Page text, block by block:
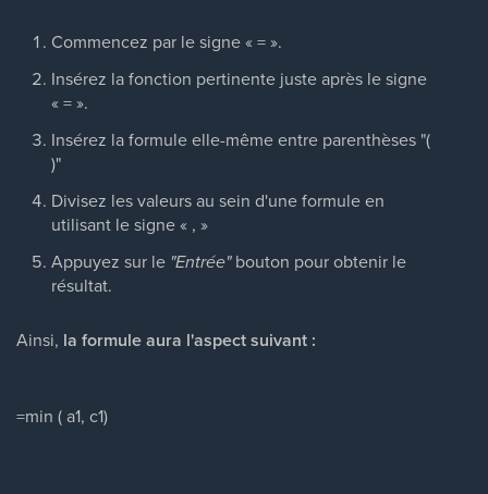
Commencez par le signe « = ».
Insérez la fonction pertinente juste après le signe
« = ».
Insérez la formule elle-même entre parenthèses "(
)"
Divisez les valeurs au sein d'une formule en
utilisant le signe « , »
Appuyez sur le "Entrée"bouton pour obtenir le
résultat.
Ainsi, la formule aura l'aspect suivant :
=min ( a1, c1)